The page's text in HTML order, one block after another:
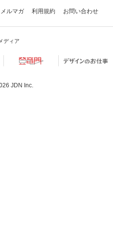
メルマガ 利用規約 お問い合わせ
ディア
JDN Inc.